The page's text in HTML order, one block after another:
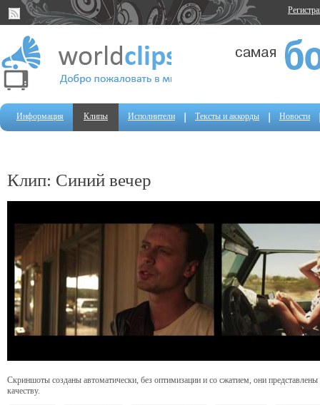
Информация Клипы Исполнители Тексты и аккорды Новости
Клип: Синий вечер
Скриншоты созданы автоматически, без оптимизации и со сжатием, они
качеству.